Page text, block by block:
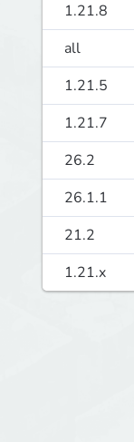
1.21.8
all
1.21.5
1.21.7
26.2
26.1.1
21.2
1.21.x